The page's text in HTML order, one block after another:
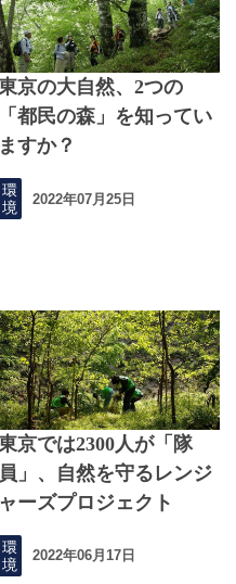
京の大自然、2つの
「都民の森」を知ってい
ますか？
環
境
2022年07月25日
京では2300人が「隊
員」、自然を守るレンジ
ャーズプロジェクト
環
境
2022年06月17日